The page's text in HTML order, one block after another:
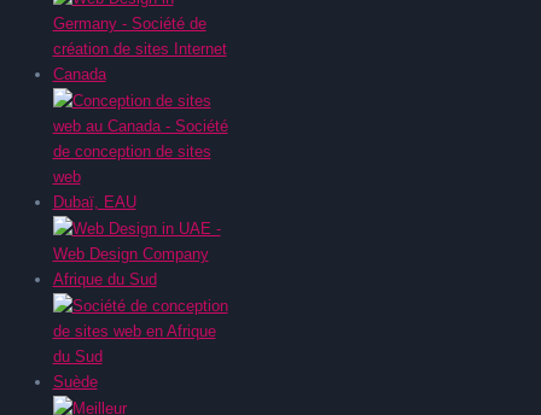
Canada
Dubaï, EAU
Afrique du Sud
Suède